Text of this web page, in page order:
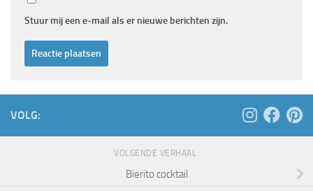
Stuur mij een e-mail als er nieuwe berichten zijn.
VOLG:
VOLGENDE VERHAAL
Bierito cocktail